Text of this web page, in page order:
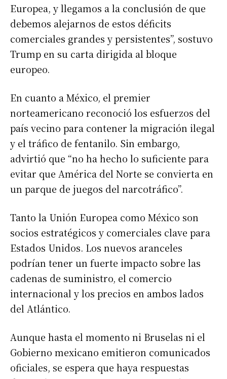
Europea, y llegamos a la conclusión de que
debemos alejarnos de estos déficits
comerciales grandes y persistentes”, sostuvo
Trump en su carta dirigida al bloque
europeo.
En cuanto a México, el premier
norteamericano reconoció los esfuerzos del
país vecino para contener la migración ilegal
y el tráfico de fentanilo. Sin embargo,
advirtió que “no ha hecho lo suficiente para
evitar que América del Norte se convierta en
un parque de juegos del narcotráfico”.
Tanto la Unión Europea como México son
socios estratégicos y comerciales clave para
Estados Unidos. Los nuevos aranceles
podrían tener un fuerte impacto sobre las
cadenas de suministro, el comercio
internacional y los precios en ambos lados
del Atlántico.
Aunque hasta el momento ni Bruselas ni el
Gobierno mexicano emitieron comunicados
oficiales, se espera que haya respuestas